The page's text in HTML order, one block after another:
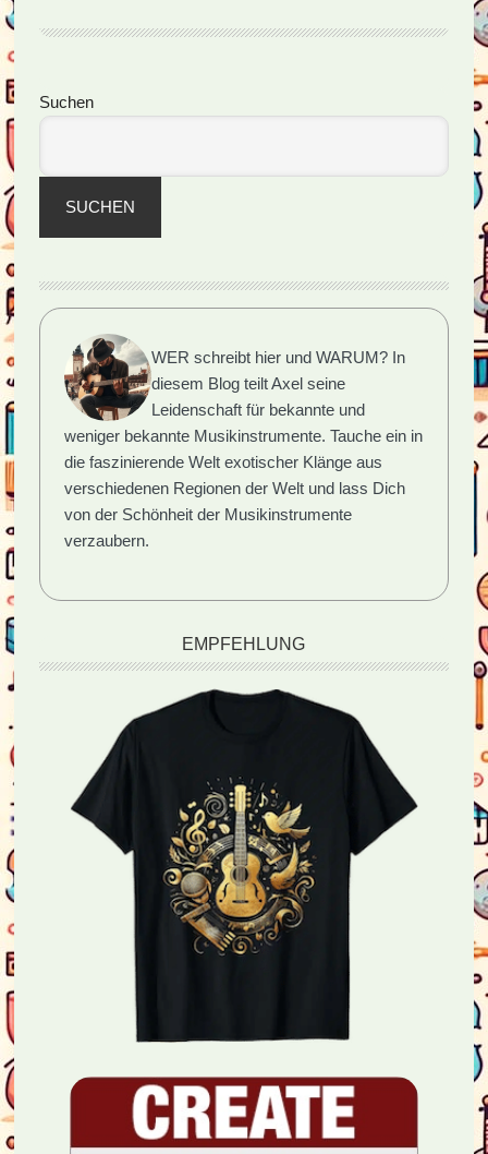
Seitenspalte
Suchen
SUCHEN
WER schreibt hier und WARUM? In
diesem Blog teilt Axel seine
Leidenschaft für bekannte und
weniger bekannte Musikinstrumente. Tauche ein in
die faszinierende Welt exotischer Klänge aus
verschiedenen Regionen der Welt und lass Dich
von der Schönheit der Musikinstrumente
verzaubern.
EMPFEHLUNG